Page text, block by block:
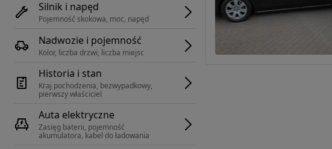
Silnik i napęd
Pojemność skokowa, moc, napęd
Nadwozie i pojemność
Kolor, liczba drzwi, liczba miejsc
Historia i stan
Kraj pochodzenia, bezwypadkowy,
pierwszy właściciel
Auta elektryczne
Zasięg baterii, pojemność
akumulatora, kabel do ładowania